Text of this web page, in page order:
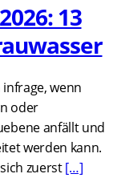
13
wenn
oder
anfällt und
werden kann.
zuerst[…]